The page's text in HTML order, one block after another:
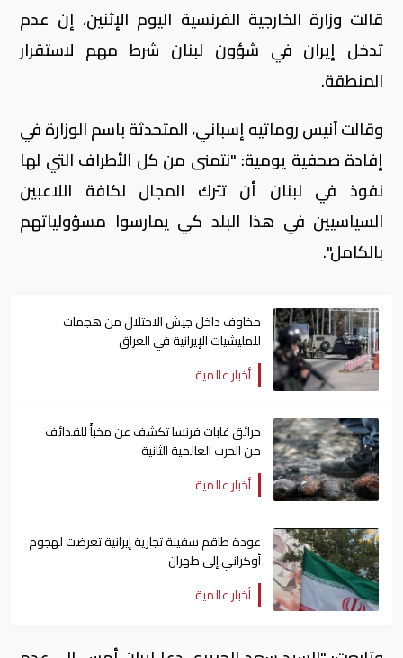
قالت وزارة الخارجية الفرنسية اليوم الإثنين، إن عدم
تدخل إيران في شؤون لبنان شرط مهم لاستقرار
المنطقة.
وقالت آنيس روماتيه إسباني، المتحدثة باسم الوزارة في
إفادة صحفية يومية: "نتمنى من كل الأطراف التي لها
نفوذ في لبنان أن تترك المجال لكافة اللاعبين
السياسيين في هذا البلد كي يمارسوا مسؤولياتهم
بالكامل".
مخاوف داخل جيش الاحتلال من هجمات
للمليشيات الإيرانية في العراق
أخبار عالمية
حرائق غابات فرنسا تكشف عن مخبأً للقذائف
من الحرب العالمية الثانية
أخبار عالمية
عودة طاقم سفينة تجارية ​إيرانية ​تعرضت لهجوم
أوكراني إلى طهران
أخبار عالمية